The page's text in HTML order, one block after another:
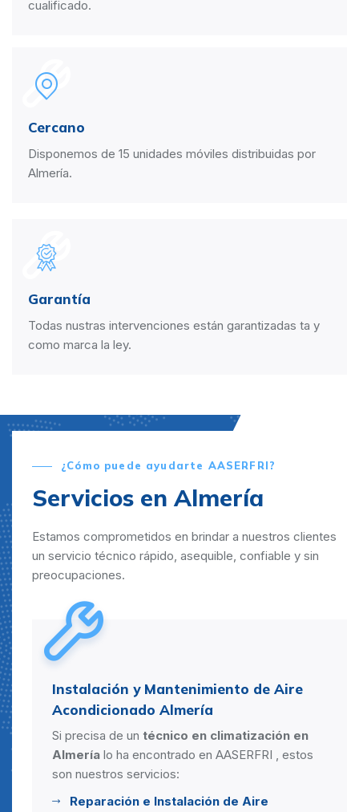
cualificado.
Cercano
Disponemos de 15 unidades móviles distribuidas por
Almería.
Garantía
Todas nustras intervenciones están garantizadas ta y
como marca la ley.
¿Cómo puede ayudarte AASERFRI?
Servicios en Almería
Estamos comprometidos en brindar a nuestros clientes
un servicio técnico rápido, asequible, confiable y sin
preocupaciones.
Instalación y Mantenimiento de Aire
Acondicionado Almería
Si precisa de un técnico en climatización en
Almería lo ha encontrado en AASERFRI , estos
son nuestros servicios:
Reparación e Instalación de Aire